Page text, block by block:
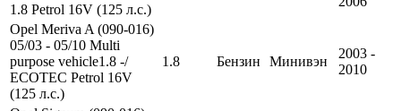
1.8 Petrol 16V (125 л.с.)
Opel Meriva A (090-016)
05/03 - 05/10 Multi
purpose vehicle1.8 -/
ECOTEC Petrol 16V
(125 л.с.)
1.8 Бензин Минивэн
2003 -
2010